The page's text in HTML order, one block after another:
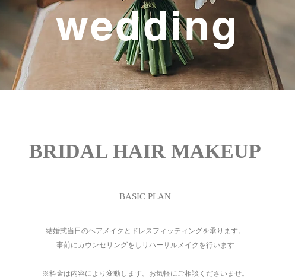
wedding
BRIDAL HAIR MAKEUP
BASIC PLAN
結婚式当日のヘアメイクとドレスフィッティングを承ります。
事前にカウンセリングをしリハーサルメイクを行います
※料金は内容により変動します。お気軽にご相談くださいませ。